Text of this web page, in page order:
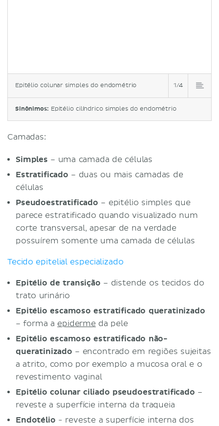
Epitélio colunar simples do endométrio 1/4
Sinônimos: Epitélio cilíndrico simples do endométrio
Camadas:
Simples – uma camada de células
Estratificado – duas ou mais camadas de
células
Pseudoestratificado – epitélio simples que
parece estratificado quando visualizado num
corte transversal, apesar de na verdade
possuírem somente uma camada de células
Tecido epitelial especializado
Epitélio de transição – distende os tecidos do
trato urinário
Epitélio escamoso estratificado queratinizado
– forma a epiderme da pele
Epitélio escamoso estratificado não-
queratinizado – encontrado em regiões sujeitas
a atrito, como por exemplo a mucosa oral e o
revestimento vaginal
Epitélio colunar ciliado pseudoestratificado –
reveste a superfície interna da traqueia
Endotélio - reveste a superfície interna dos